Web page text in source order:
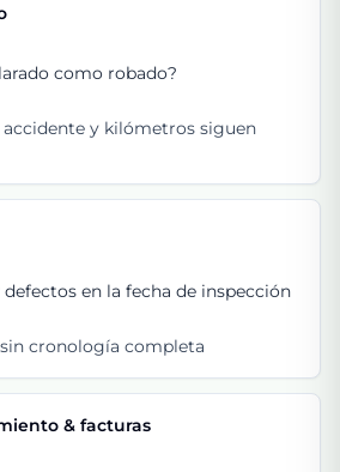
como robado?
y kilómetros siguen
en la fecha de inspección
cronología completa
& facturas